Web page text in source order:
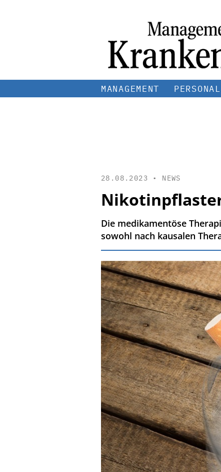
MANAGEMENT PERSONAL
28.08.2023 • NEWS
Die medikamentöse
sowohl nach kausalen